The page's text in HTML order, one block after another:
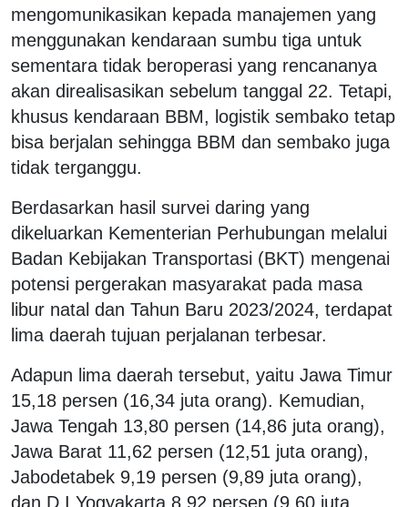
mengomunikasikan kepada manajemen yang
menggunakan kendaraan sumbu tiga untuk
sementara tidak beroperasi yang rencananya
akan direalisasikan sebelum tanggal 22. Tetapi,
khusus kendaraan BBM, logistik sembako tetap
bisa berjalan sehingga BBM dan sembako juga
tidak terganggu.
Berdasarkan hasil survei daring yang
dikeluarkan Kementerian Perhubungan melalui
Badan Kebijakan Transportasi (BKT) mengenai
potensi pergerakan masyarakat pada masa
libur natal dan Tahun Baru 2023/2024, terdapat
lima daerah tujuan perjalanan terbesar.
Adapun lima daerah tersebut, yaitu Jawa Timur
15,18 persen (16,34 juta orang). Kemudian,
Jawa Tengah 13,80 persen (14,86 juta orang),
Jawa Barat 11,62 persen (12,51 juta orang),
Jabodetabek 9,19 persen (9,89 juta orang),
dan D.I Yogyakarta 8,92 persen (9,60 juta